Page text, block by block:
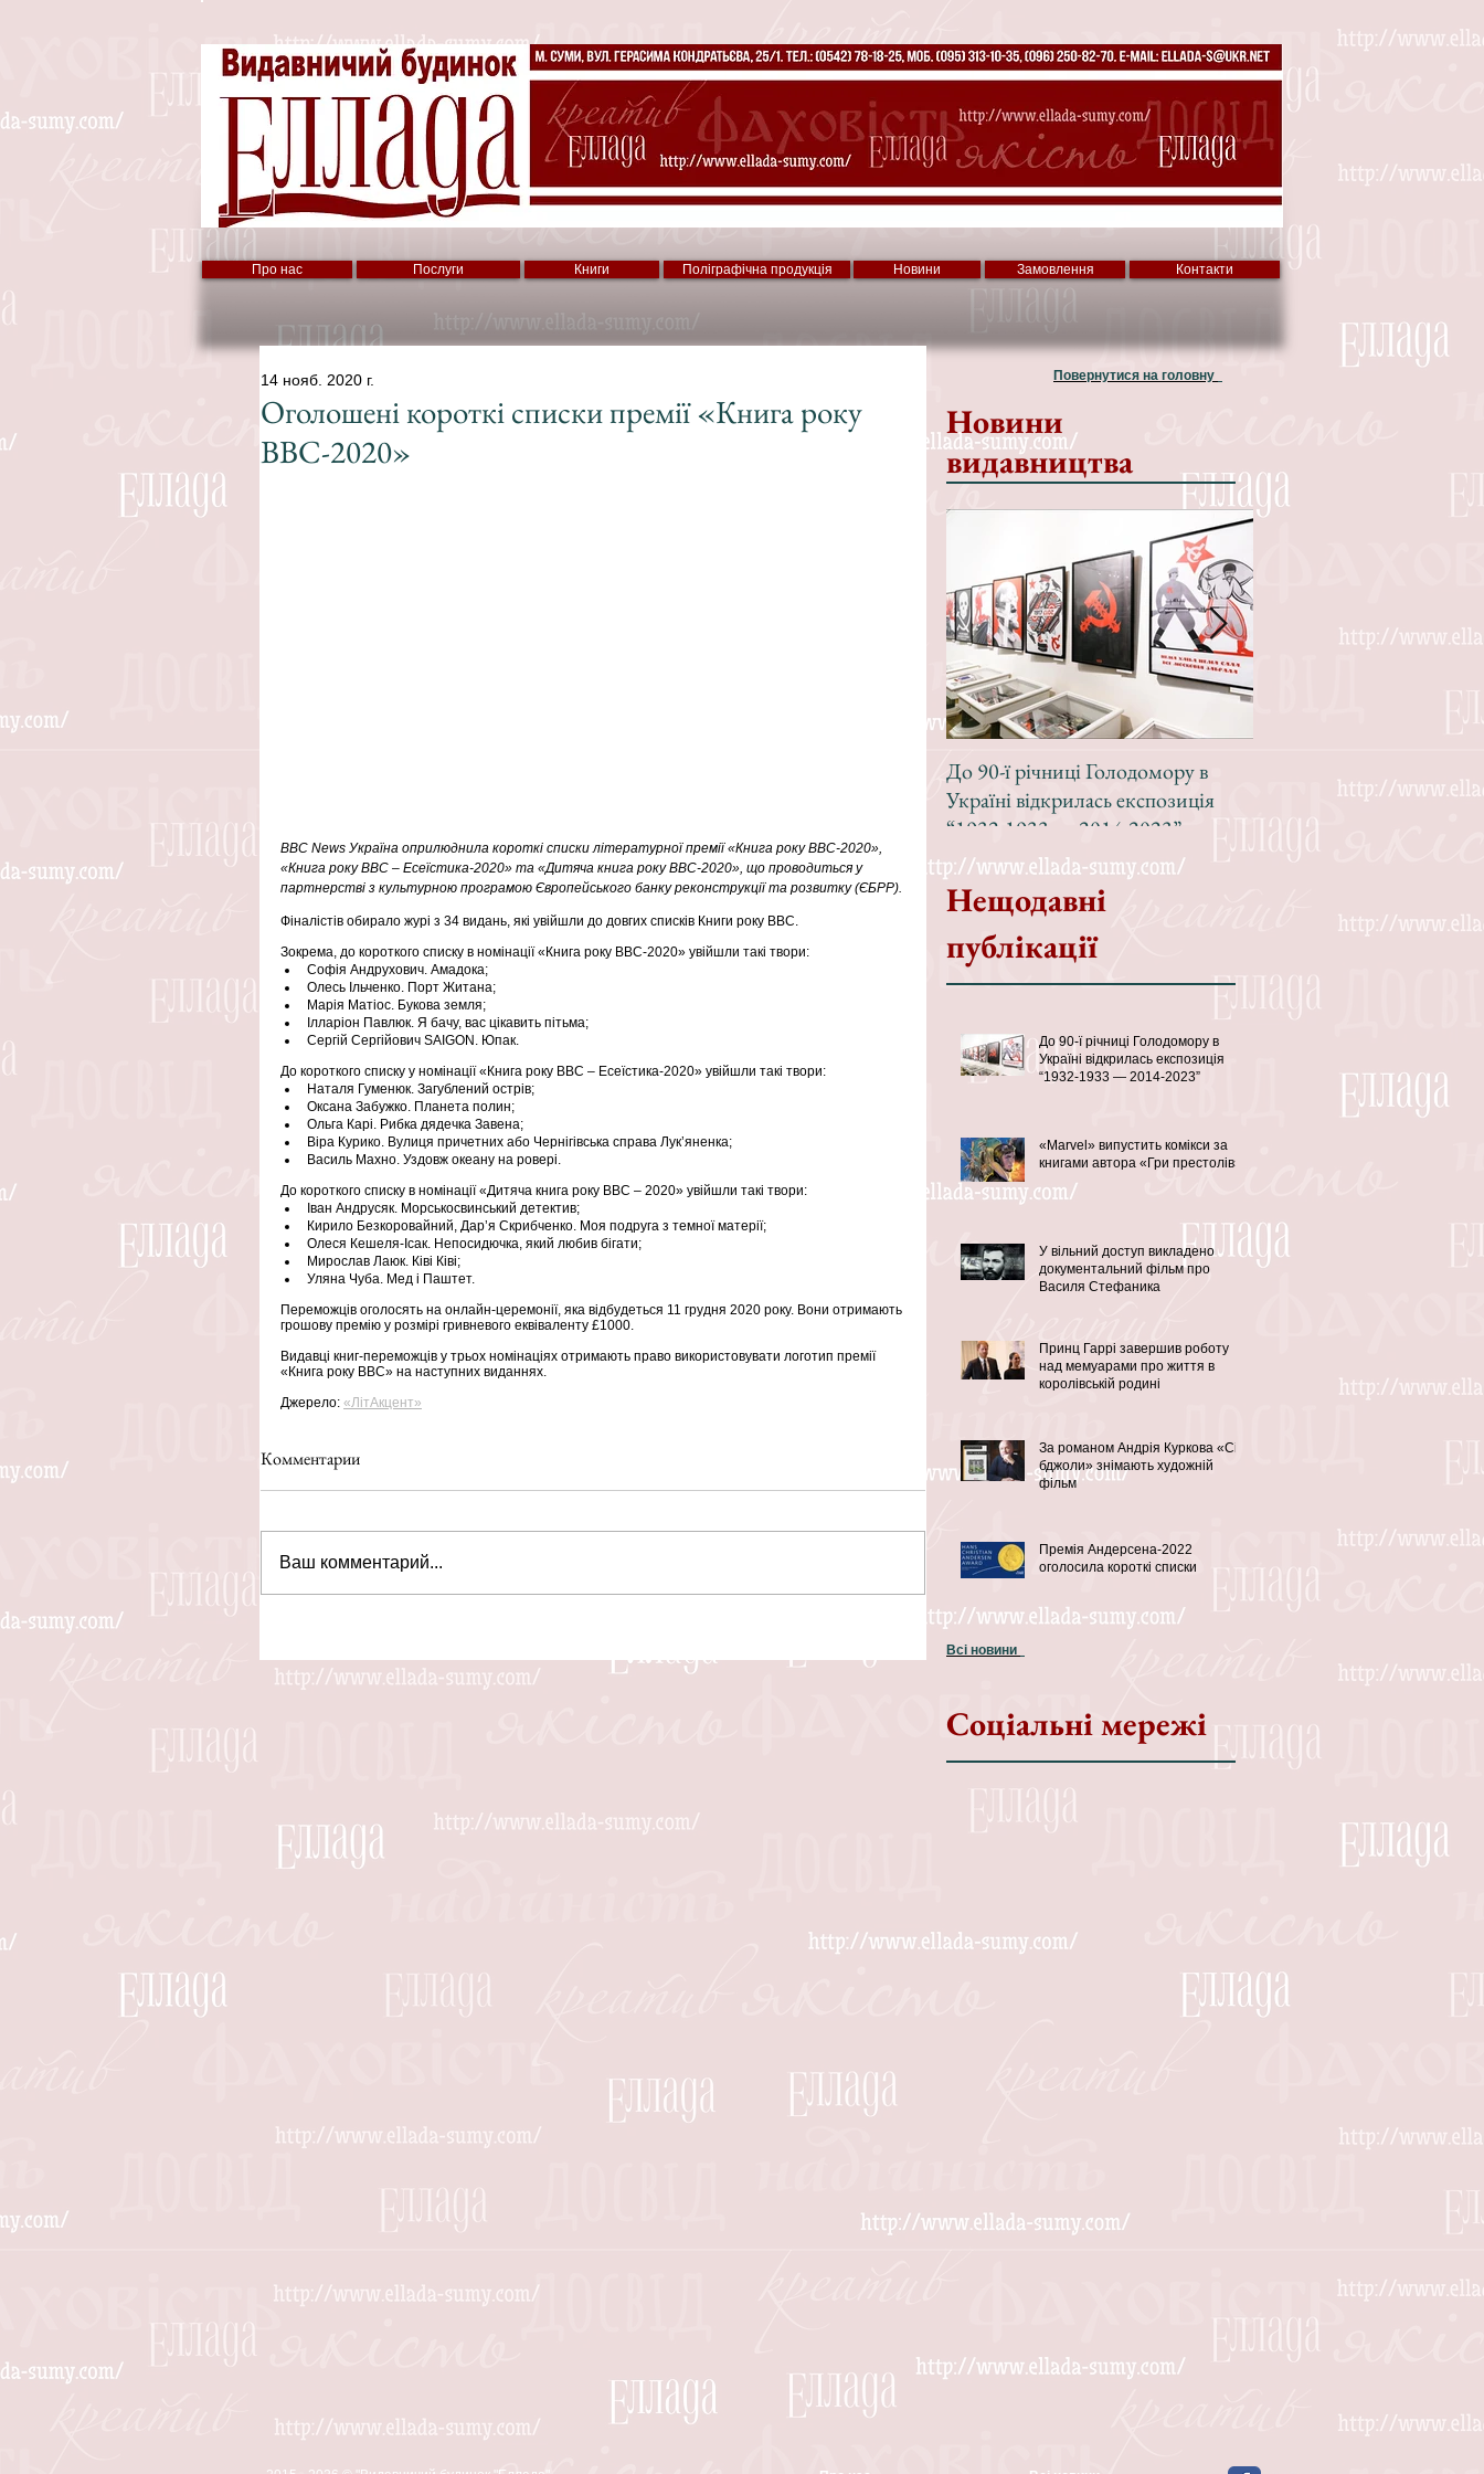
Про нас Послуги Книги Поліграфічна продукція Новини Замовлення Контакти
Оголошені короткі списки премії «Книга року
ВВС-2020»
14 нояб. 2020 г.
ВВС News Україна оприлюднила короткі списки літературної премії «Книга року ВВС-2020»,
«Книга року ВВС – Есеїстика-2020» та «Дитяча книга року ВВС-2020», що проводиться у
партнерстві з культурною програмою Європейського банку реконструкції та розвитку (ЄБРР).
Фіналістів обирало журі з 34 видань, які увійшли до довгих списків Книги року ВВС.
Зокрема, до короткого списку в номінації «Книга року BBC-2020» увійшли такі твори:
Софія Андрухович. Амадока;
Олесь Ільченко. Порт Житана;
Марія Матіос. Букова земля;
Ілларіон Павлюк. Я бачу, вас цікавить пітьма;
Сергій Сергійович SAIGON. Юпак.
До короткого списку у номінації «Книга року ВВС – Есеїстика-2020» увійшли такі твори:
Наталя Гуменюк. Загублений острів;
Оксана Забужко. Планета полин;
Ольга Карі. Рибка дядечка Завена;
Віра Курико. Вулиця причетних або Чернігівська справа Лук’яненка;
Василь Махно. Уздовж океану на ровері.
До короткого списку в номінації «Дитяча книга року BBC – 2020» увійшли такі твори:
Іван Андрусяк. Морськосвинський детектив;
Кирило Безкоровайний, Дар’я Скрибченко. Моя подруга з темної матерії;
Олеся Кешеля-Ісак. Непосидючка, який любив бігати;
Мирослав Лаюк. Ківі Ківі;
Уляна Чуба. Мед і Паштет.
Переможців оголосять на онлайн-церемонії, яка відбудеться 11 грудня 2020 року. Вони отримають
грошову премію у розмірі гривневого еквіваленту £1000.
Видавці книг-переможців у трьох номінаціях отримають право використовувати логотип премії
«Книга року ВВС» на наступних виданнях.
Джерело: «ЛітАкцент»
Комментарии
Ваш комментарий...
Повернутися на головну
Новини
видавництва
До 90-ї річниці Голодомору в
Україні відкрилась експозиція
“1932-1933 — 2014-2023”
Нещодавні
публікації
До 90-ї річниці Голодомору в
Україні відкрилась експозиція
“1932-1933 — 2014-2023”
«Marvel» випустить комікси за
книгами автора «Гри престолів»
У вільний доступ викладено
документальний фільм про
Василя Стефаника
Принц Гаррі завершив роботу
над мемуарами про життя в
королівській родині
За романом Андрія Куркова «Сірі
бджоли» знімають художній
фільм
Премія Андерсена-2022
оголосила короткі списки
Всі новини
Соціальні мережі